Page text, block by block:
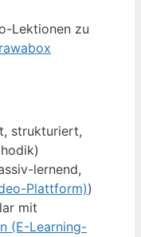
Lektionen zu
strukturiert,
lernend,
Plattform))
mit
(E-Learning-